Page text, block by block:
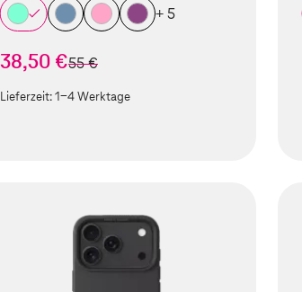
+ 5
38,50 €statt
55 €
Lieferzeit:1-4 Werktage